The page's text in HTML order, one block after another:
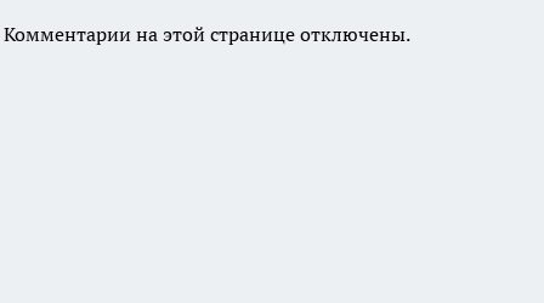
Комментарии на этой странице отключены.